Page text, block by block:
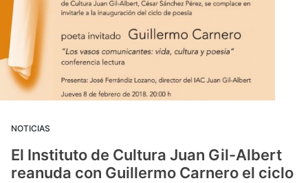
NOTICIAS
El Instituto de Cultura Juan Gil-Albert
reanuda con Guillermo Carnero el ciclo